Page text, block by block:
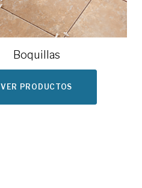
Boquillas
VER PRODUCTOS